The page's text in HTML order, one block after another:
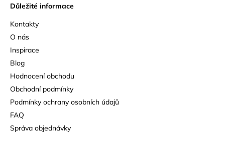
Důležité informace
Kontakty
O nás
Inspirace
Blog
Hodnocení obchodu
Obchodní podmínky
Podmínky ochrany osobních údajů
FAQ
Správa objednávky